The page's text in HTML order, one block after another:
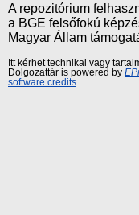
A repozitórium
a BGE felsőfokú
Magyar Állam
Itt kérhet technikai vagy
Dolgozattár is powered by
software credits